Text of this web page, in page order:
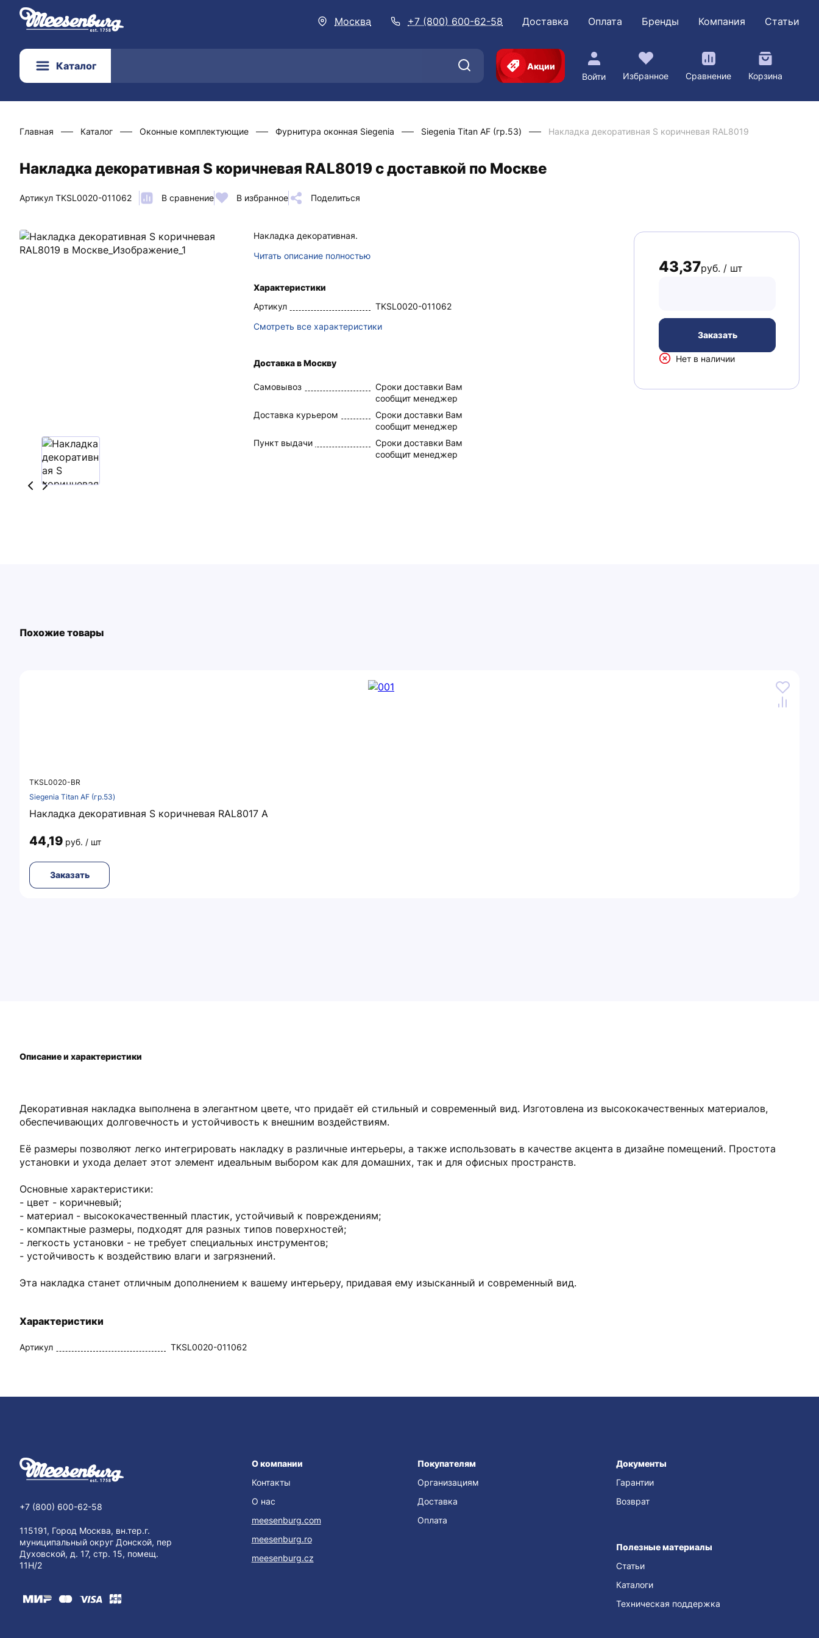
Москва +7 (800) 600-62-58 Доставка Оплата Бренды Компания Статьи
Каталог
Акции
Войти
Избранное Сравнение Корзина
Главная Каталог Оконные комплектующие Фурнитура оконная Siegenia Siegenia Titan AF (гр.53) Накладка декоративная S коричневая RAL8019
Накладка декоративная S коричневая RAL8019 с доставкой по Москве
Артикул TKSL0020-011062 В сравнение В избранное Поделиться
Накладка декоративная.
Читать описание полностью
Характеристики
Артикул
TKSL0020-011062
Смотреть все характеристики
Доставка в Москву
Самовывоз
Сроки доставки Вам
сообщит менеджер
Доставка курьером
Сроки доставки Вам
сообщит менеджер
Пункт выдачи
Сроки доставки Вам
сообщит менеджер
43,37руб. / шт
Заказать
Нет в наличии
Похожие товары
TKSL0020-BR
Siegenia Titan AF (гр.53)
Накладка декоративная S коричневая RAL8017 A
44,19 руб. / шт
Заказать
Декоративная накладка выполнена в элегантном цвете, что придаёт ей стильный и современный вид. Изготовлена из высококачественных материалов,
обеспечивающих долговечность и устойчивость к внешним воздействиям.
Её размеры позволяют легко интегрировать накладку в различные интерьеры, а также использовать в качестве акцента в дизайне помещений. Простота
установки и ухода делает этот элемент идеальным выбором как для домашних, так и для офисных пространств.
Основные характеристики:
- цвет - коричневый;
- материал - высококачественный пластик, устойчивый к повреждениям;
- компактные размеры, подходят для разных типов поверхностей;
- легкость установки - не требует специальных инструментов;
- устойчивость к воздействию влаги и загрязнений.
Эта накладка станет отличным дополнением к вашему интерьеру, придавая ему изысканный и современный вид.
Характеристики
Артикул TKSL0020-011062
Описание и характеристики
+7 (800) 600-62-58
115191, Город Москва, вн.тер.г.
муниципальный округ Донской, пер
Духовской, д. 17, стр. 15, помещ.
11Н/2
О компании
Контакты
О нас
meesenburg.com
meesenburg.ro
meesenburg.cz
Покупателям
Организациям
Доставка
Оплата
Документы
Гарантии
Возврат
Полезные материалы
Статьи
Каталоги
Техническая поддержка